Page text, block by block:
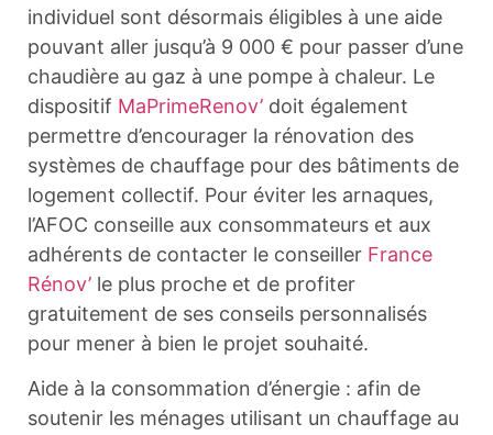
individuel sont désormais éligibles à une aide
pouvant aller jusqu’à 9 000 € pour passer d’une
chaudière au gaz à une pompe à chaleur. Le
dispositif MaPrimeRenov’ doit également
permettre d’encourager la rénovation des
systèmes de chauffage pour des bâtiments de
logement collectif. Pour éviter les arnaques,
l’AFOC conseille aux consommateurs et aux
adhérents de contacter le conseiller France
Rénov’ le plus proche et de profiter
gratuitement de ses conseils personnalisés
pour mener à bien le projet souhaité.
Aide à la consommation d’énergie : afin de
soutenir les ménages utilisant un chauffage au